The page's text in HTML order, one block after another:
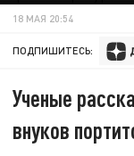
18 МАЯ 20:54
ПОДПИШИТЕСЬ:
Ученые
внуков